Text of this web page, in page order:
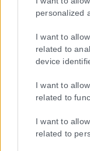
personalized
I want to
related to
device
I want to
related to
I want to
related to
Η εταιρεία με την
συμμορφώνονται με
1ης Μαρτίου 2018
αντιμετώπιση του
Μοναδικός αριθμός